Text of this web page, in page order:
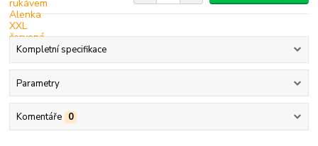
Kompletní specifikace
Parametry
Komentáře 0